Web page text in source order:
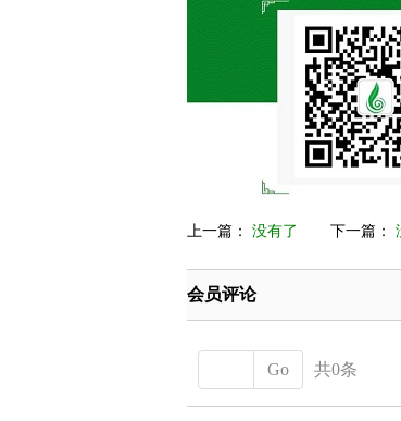
上一篇： 没有了 下一篇：
会员评论
Go 共0条